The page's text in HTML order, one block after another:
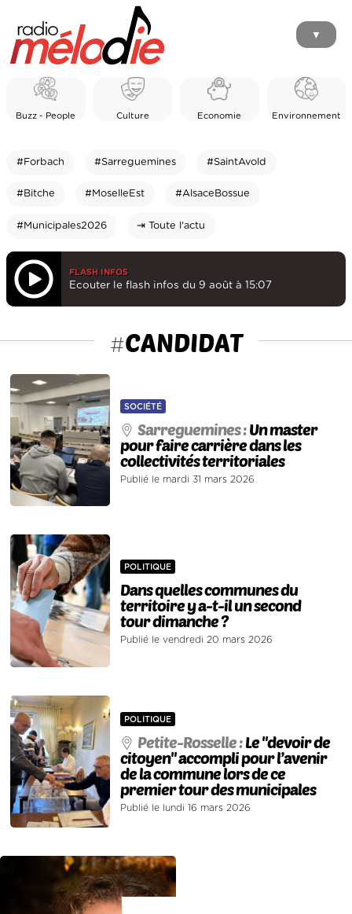
▼
Buzz - People Culture Economie Environnement
#Forbach #Sarreguemines #SaintAvold
#Bitche #MoselleEst #AlsaceBossue
#Municipales2026 ⇥ Toute l'actu
FLASH INFOS
Ecouter le flash infos du 9 août à 15:07
#CANDIDAT
SOCIÉTÉ
Sarreguemines :Un master
pour faire carrière dans les
collectivités territoriales
Publié le mardi 31 mars 2026
POLITIQUE
Dans quelles communes du
territoire y a-t-il un second
tour dimanche ?
Publié le vendredi 20 mars 2026
POLITIQUE
Petite-Rosselle :Le "devoir de
citoyen" accompli pour l’avenir
de la commune lors de ce
premier tour des municipales
Publié le lundi 16 mars 2026